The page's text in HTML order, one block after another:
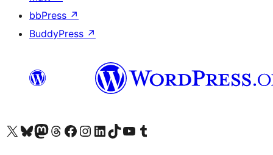
bbPress ↗
BuddyPress ↗
X (eski Twitter) hesabımıza bakın
Bluesky hesabımızı ziyaret edinMastodon hesabımızı ziyaret edinThreads hesabımızı ziyaret edinFacebook sayfamızı ziyaret edinInstagram hesabımızı ziyaret edinLinkedIn hesabımızı ziyaret edinTikTok hesabımızı ziyaret edinYouTube kanalımızı ziyaret edinTumblr hesabımızı ziyaret edin